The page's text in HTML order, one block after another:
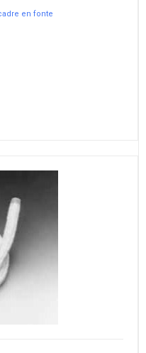
en fonte